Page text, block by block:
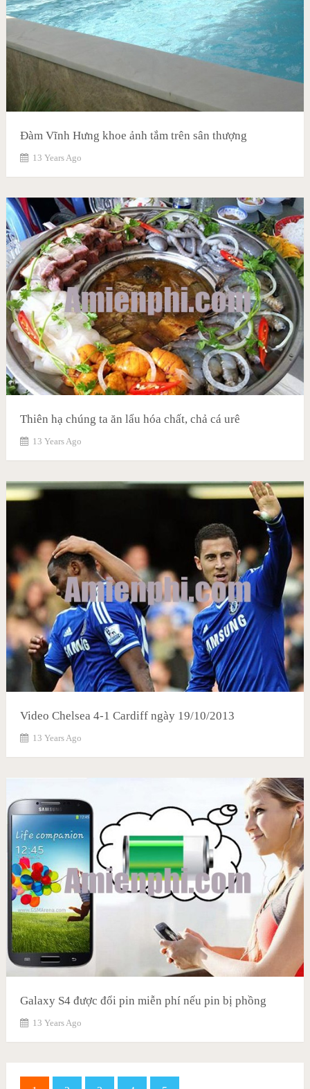
Đàm Vĩnh Hưng khoe ảnh tắm trên sân thượng
13 Years Ago
Thiên hạ chúng ta ăn lẩu hóa chất, chả cá urê
13 Years Ago
Video Chelsea 4-1 Cardiff ngày 19/10/2013
13 Years Ago
Galaxy S4 được đổi pin miễn phí nếu pin bị phồng
13 Years Ago